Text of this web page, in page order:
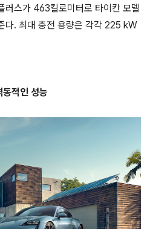
러스가 463킬로미터로 타이칸 모델
다. 최대 충전 용량은 각각 225 kW
적인 성능